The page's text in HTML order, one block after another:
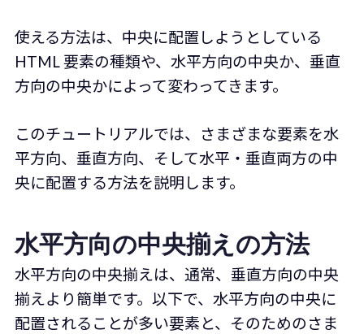
使える方法は、中央に配置しようとしている
HTML 要素の種類や、水平方向の中央か、垂直
方向の中央かによって変わってきます。
このチュートリアルでは、さまざまな要素を水
平方向、垂直方向、そして水平・垂直両方の中
央に配置する方法を説明します。
水平方向の中央揃えの方法
水平方向の中央揃えは、通常、垂直方向の中央
揃えより簡単です。以下で、水平方向の中央に
配置されることが多い要素と、そのためのさま